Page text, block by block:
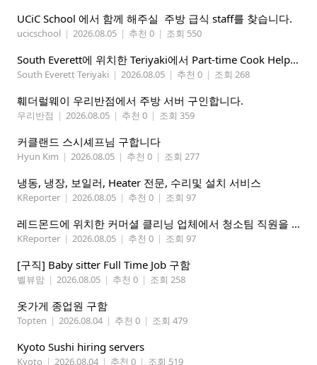
UCiC School 에서 함께 해주실 주방 급식 staff를 찾습니다.
ucicschool | 2026.08.05 | 추천 0 | 조회 550
South Everett에 위치한 Teriyaki에서 Part-time Cook Helper 구합니다. Mon-Sat, 4:00 pm-8:30 pm
South Everett Teriyaki | 2026.08.05 | 추천 0 | 조회 268
훼더럴웨이 우리반점에서 주방 서버 구인합니다.
우리반점 | 2026.08.05 | 추천 0 | 조회 359
커클랜드 스시셰프님 구합니다
Hyun Kim | 2026.08.05 | 추천 0 | 조회 277
냉동, 냉장, 보일러, Heater 전문, 수리및 설치 서비스
KReporter | 2026.08.05 | 추천 0 | 조회 97
레드몬드에 위치한 커머셜 클리닝 업체에서 청소팀 직원을 모집합니다.
KReporter | 2026.08.05 | 추천 0 | 조회 97
[구직] Baby sitter Full Time Job 구함
벨뷰맘 | 2026.08.05 | 추천 0 | 조회 258
옷가게 종업원 구함
Topten | 2026.08.04 | 추천 0 | 조회 479
Kyoto Sushi hiring servers
Kyoto | 2026.08.04 | 추천 0 | 조회 519